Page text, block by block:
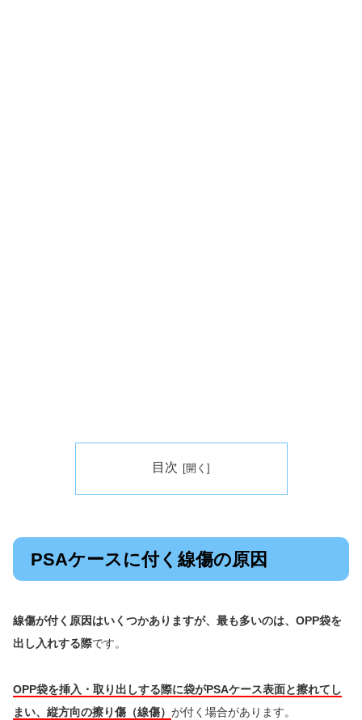
目次
PSAケースに付く線傷の原因
線傷が付く原因はいくつかありますが、最も多いのは、OPP袋を
出し入れする際です。
OPP袋を挿入・取り出しする際に袋がPSAケース表面と擦れてし
まい、縦方向の擦り傷（線傷） が付く場合があります。